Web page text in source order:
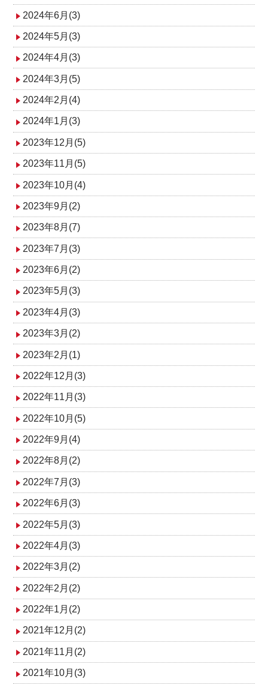
2024年6月(3)
2024年5月(3)
2024年4月(3)
2024年3月(5)
2024年2月(4)
2024年1月(3)
2023年12月(5)
2023年11月(5)
2023年10月(4)
2023年9月(2)
2023年8月(7)
2023年7月(3)
2023年6月(2)
2023年5月(3)
2023年4月(3)
2023年3月(2)
2023年2月(1)
2022年12月(3)
2022年11月(3)
2022年10月(5)
2022年9月(4)
2022年8月(2)
2022年7月(3)
2022年6月(3)
2022年5月(3)
2022年4月(3)
2022年3月(2)
2022年2月(2)
2022年1月(2)
2021年12月(2)
2021年11月(2)
2021年10月(3)